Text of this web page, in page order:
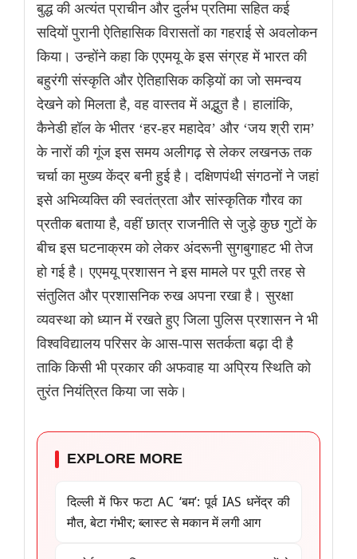
बुद्ध की अत्यंत प्राचीन और दुर्लभ प्रतिमा सहित कई
सदियों पुरानी ऐतिहासिक विरासतों का गहराई से अवलोकन
किया। उन्होंने कहा कि एएमयू के इस संग्रह में भारत की
बहुरंगी संस्कृति और ऐतिहासिक कड़ियों का जो समन्वय
देखने को मिलता है, वह वास्तव में अद्भुत है। हालांकि,
कैनेडी हॉल के भीतर ‘हर-हर महादेव’ और ‘जय श्री राम’
के नारों की गूंज इस समय अलीगढ़ से लेकर लखनऊ तक
चर्चा का मुख्य केंद्र बनी हुई है। दक्षिणपंथी संगठनों ने जहां
इसे अभिव्यक्ति की स्वतंत्रता और सांस्कृतिक गौरव का
प्रतीक बताया है, वहीं छात्र राजनीति से जुड़े कुछ गुटों के
बीच इस घटनाक्रम को लेकर अंदरूनी सुगबुगाहट भी तेज
हो गई है। एएमयू प्रशासन ने इस मामले पर पूरी तरह से
संतुलित और प्रशासनिक रुख अपना रखा है। सुरक्षा
व्यवस्था को ध्यान में रखते हुए जिला पुलिस प्रशासन ने भी
विश्वविद्यालय परिसर के आस-पास सतर्कता बढ़ा दी है
ताकि किसी भी प्रकार की अफवाह या अप्रिय स्थिति को
तुरंत नियंत्रित किया जा सके।
EXPLORE MORE
दिल्ली में फिर फटा AC ‘बम’: पूर्व IAS धनेंद्र की
मौत, बेटा गंभीर; ब्लास्ट से मकान में लगी आग